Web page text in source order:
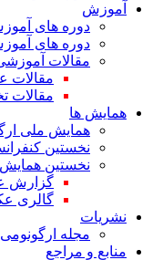
آموزش
دوره های
دوره های
مقالات
مقالات
مقالات
همایش ها
همایش ملی
نخستین کنفرانس
نخستین همایش
گزارش
گالری
نشریات
مجله ارگونومی
منابع و مراجع